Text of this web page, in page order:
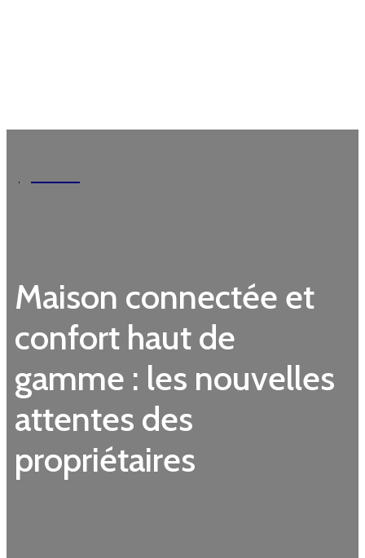
Maison connectée et
confort haut de
gamme : les nouvelles
attentes des
propriétaires